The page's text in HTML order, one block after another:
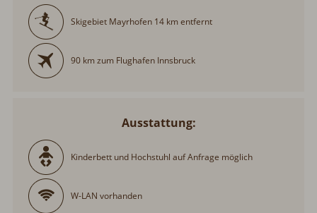
Skigebiet Mayrhofen 14 km entfernt
90 km zum Flughafen Innsbruck
Ausstattung:
Kinderbett und Hochstuhl auf Anfrage möglich
W-LAN vorhanden